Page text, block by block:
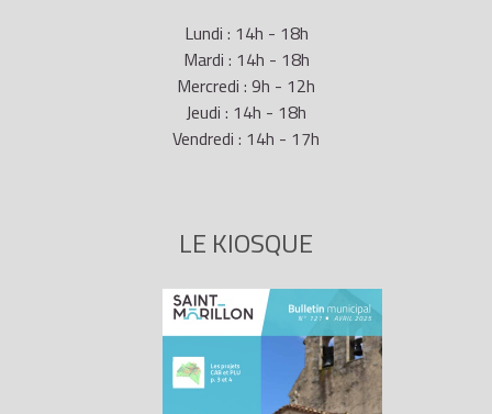
Lundi : 14h - 18h
Mardi : 14h - 18h
Mercredi : 9h - 12h
Jeudi : 14h - 18h
Vendredi : 14h - 17h
LE KIOSQUE